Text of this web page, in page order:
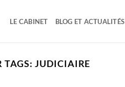
LE CABINET BLOG ET ACTUALITÉS
TAGS:JUDICIAIRE